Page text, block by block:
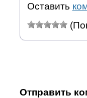
Оставить
Отправить